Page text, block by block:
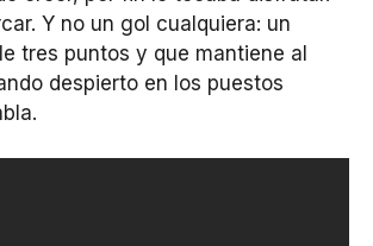
Y no un gol cualquiera: un
tres puntos y que mantiene al
despierto en los puestos